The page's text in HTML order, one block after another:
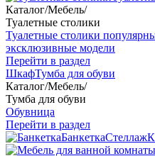
Каталог/Мебель/
Туалетные столики
Туалетные столики
эксклюзивные модели
Перейти в раздел
ШкафТумба для обуви
Каталог/Мебель/
Тумба для обуви
Обувница
Перейти в раздел
БанкеткаСтеллаж